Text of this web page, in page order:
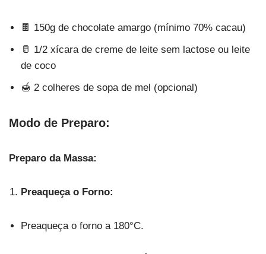
🍫 150g de chocolate amargo (mínimo 70% cacau)
🥛 1/2 xícara de creme de leite sem lactose ou leite
de coco
🍯 2 colheres de sopa de mel (opcional)
Modo de Preparo:
Preparo da Massa:
Preaqueça o Forno:
Preaqueça o forno a 180°C.